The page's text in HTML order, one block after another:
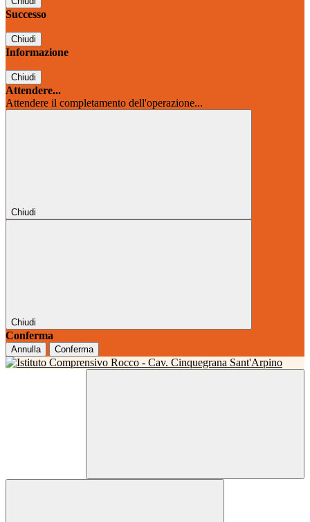
Successo
Chiudi
Informazione
Chiudi
Attendere...
Attendere il completamento dell'operazione...
Chiudi
Chiudi
Conferma
Annulla Conferma